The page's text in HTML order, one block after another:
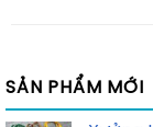
SẢN PHẨM MỚI